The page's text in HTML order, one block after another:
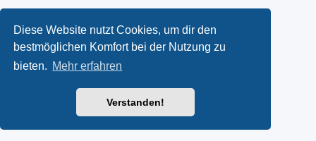
Diese Website nutzt Cookies, um dir den
bestmöglichen Komfort bei der Nutzung zu
bieten. Mehr erfahren
Verstanden!